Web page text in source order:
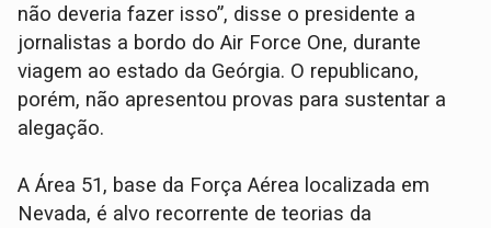
não deveria fazer isso”, disse o presidente a
jornalistas a bordo do Air Force One, durante
viagem ao estado da Geórgia. O republicano,
porém, não apresentou provas para sustentar a
alegação.
A Área 51, base da Força Aérea localizada em
Nevada, é alvo recorrente de teorias da